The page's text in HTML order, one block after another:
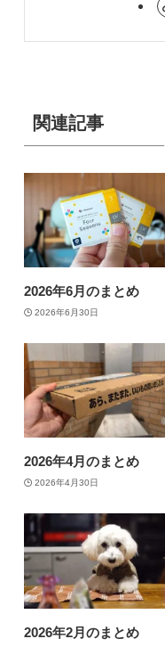
関連記事
2026年6月のまとめ
2026年6月30日
2026年4月のまとめ
2026年4月30日
2026年2月のまとめ